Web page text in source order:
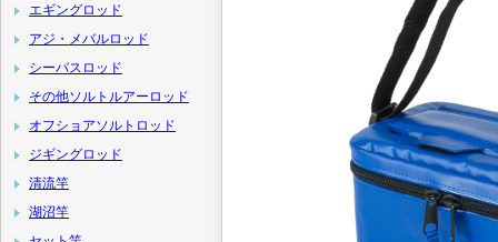
エギングロッド
アジ・メバルロッド
シーバスロッド
その他ソルトルアーロッド
オフショアソルトロッド
ジギングロッド
清流竿
湖沼竿